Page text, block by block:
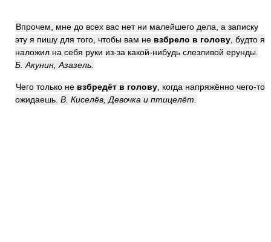
Впрочем, мне до всех вас нет ни малейшего дела, а записку
эту я пишу для того, чтобы вам не взбрело в голову , будто я
наложил на себя руки из-за какой-нибудь слезливой ерунды.
Б. Акунин, Азазель.
Чего только не взбредёт в голову , когда напряжённо чего-то
ожидаешь. В. Киселёв, Девочка и птицелёт.